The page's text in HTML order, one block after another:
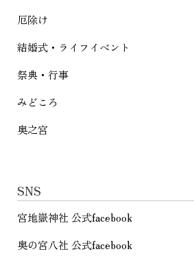
厄除け
結婚式・ライフイベント
祭典・行事
みどころ
奥之宮
SNS
宮地嶽神社 公式facebook
奥の宮八社 公式facebook